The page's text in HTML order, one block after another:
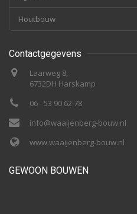
Houtbouw
Contactgegevens
Laarweg 8,
6732DH Harskamp
06 - 53 90 62 78
info@waaijenberg-bouw.nl
www.waaijenberg-bouw.nl
GEWOON BOUWEN